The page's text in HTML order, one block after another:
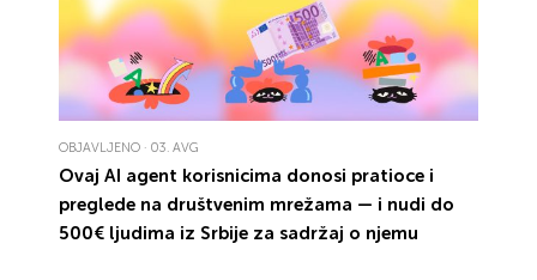
OBJAVLJENO · 03. AVG
Ovaj AI agent korisnicima donosi pratioce i
preglede na društvenim mrežama — i nudi do
500€ ljudima iz Srbije za sadržaj o njemu